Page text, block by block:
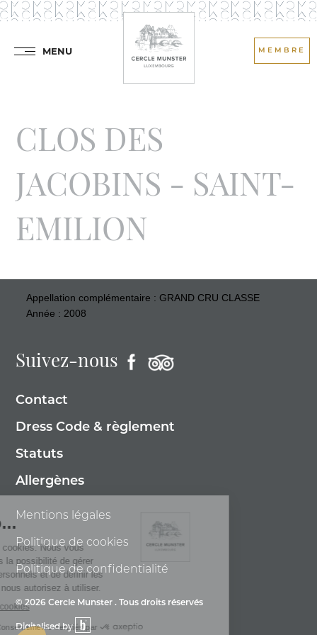
MENU MEMBRE
CLOS DES
JACOBINS - SAINT-
EMILION
Appellation complémentaire : GRAND CRU CLASSE
Année : 2008
Suivez-nous
Contact
Dress Code & règlement
Statuts
Allergènes
Mentions légales
Politique de cookies
Politique de confidentialité
© 2026 Cercle Munster . Tous droits réservés
Digitalised by